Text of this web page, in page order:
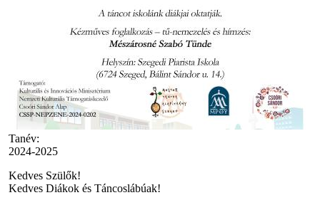
Tanév:
2024-2025
Kedves Szülők!
Kedves Diákok és Táncoslábúak!